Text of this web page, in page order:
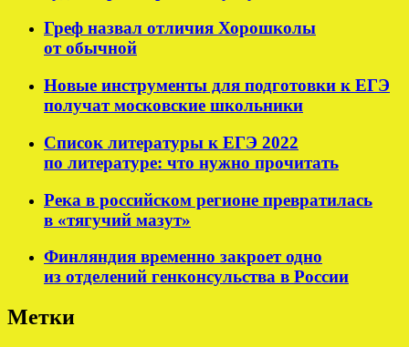
Греф назвал отличия Хорошколы
от обычной
Новые инструменты для подготовки к ЕГЭ
получат московские школьники
Список литературы к ЕГЭ 2022
по литературе: что нужно прочитать
Река в российском регионе превратилась
в «тягучий мазут»
Финляндия временно закроет одно
из отделений генконсульства в России
Метки